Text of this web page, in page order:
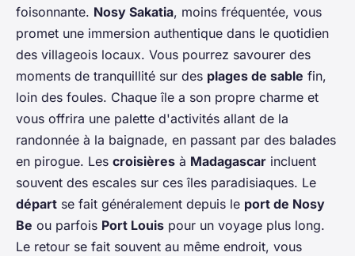
foisonnante. Nosy Sakatia, moins fréquentée, vous
promet une immersion authentique dans le quotidien
des villageois locaux. Vous pourrez savourer des
moments de tranquillité sur des plages de sable fin,
loin des foules. Chaque île a son propre charme et
vous offrira une palette d'activités allant de la
randonnée à la baignade, en passant par des balades
en pirogue. Les croisières à Madagascar incluent
souvent des escales sur ces îles paradisiaques. Le
départ se fait généralement depuis le port de Nosy
Be ou parfois Port Louis pour un voyage plus long.
Le retour se fait souvent au même endroit, vous